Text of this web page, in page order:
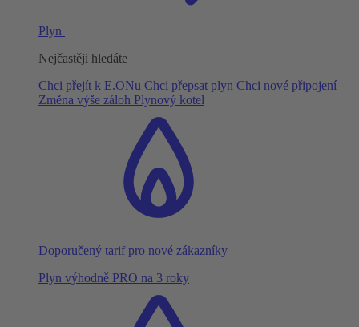
Plyn
Nejčastěji hledáte
Chci přejít k E.ONu Chci přepsat plyn Chci nové připojení
Změna výše záloh Plynový kotel
Doporučený tarif pro nové zákazníky
Plyn výhodně PRO na 3 roky